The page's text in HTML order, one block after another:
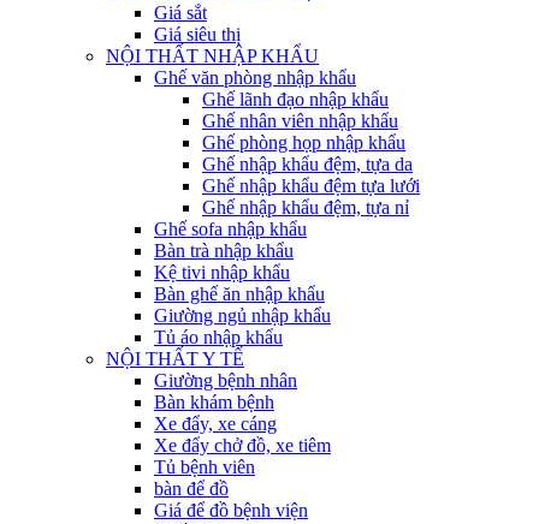
Giá sắt
Giá siêu thị
NỘI THẤT NHẬP KHẨU
Ghế văn phòng nhập khẩu
Ghế lãnh đạo nhập khẩu
Ghế nhân viên nhập khẩu
Ghế phòng họp nhập khẩu
Ghế nhập khẩu đệm, tựa da
Ghế nhập khẩu đệm tựa lưới
Ghế nhập khẩu đệm, tựa nỉ
Ghế sofa nhập khẩu
Bàn trà nhập khẩu
Kệ tivi nhập khẩu
Bàn ghế ăn nhập khẩu
Giường ngủ nhập khẩu
Tủ áo nhập khẩu
NỘI THẤT Y TẾ
Giường bệnh nhân
Bàn khám bệnh
Xe đẩy, xe cáng
Xe đẩy chở đồ, xe tiêm
Tủ bệnh viên
bàn để đồ
Giá để đồ bệnh viện